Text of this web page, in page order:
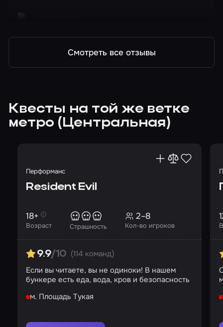
Смотреть все отзывы
Квесты на той же ветке
метро (Центральная)
Перформанс
Resident Evil
Возраст
18+
Страшность Кол-во игроков
2–8
9.9/10 (114 команд)
Если вы читаете, вы не одиноки! В нашем
бункере есть еда, вода, кров и безопасность
м. Площадь Тукая